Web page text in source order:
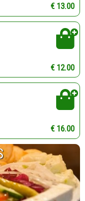
€ 13.00
€ 12.00
€ 16.00